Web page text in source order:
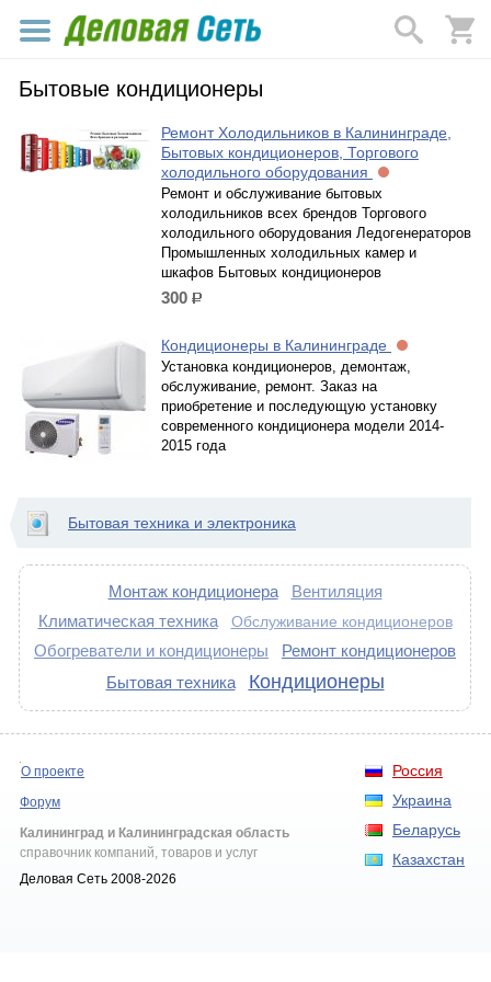
Бытовые кондиционеры
Ремонт Холодильников в Калининграде,
Бытовых кондиционеров, Торгового
холодильного оборудования
Ремонт и обслуживание бытовых
холодильников всех брендов Торгового
холодильного оборудования Ледогенераторов
Промышленных холодильных камер и
шкафов Бытовых кондиционеров
300 р.
Кондиционеры в Калининграде
Установка кондиционеров, демонтаж,
обслуживание, ремонт. Заказ на
приобретение и последующую установку
современного кондиционера модели 2014-
2015 года
Бытовая техника и электроника
Монтаж кондиционера
Вентиляция
Климатическая техника
Обслуживание кондиционеров
Обогреватели и кондиционеры
Ремонт кондиционеров
Бытовая техника
Кондиционеры
Россия
Украина
Беларусь
Казахстан
О проекте
Форум
Калининград и Калининградская область
справочник компаний, товаров и услуг
Деловая Сеть 2008-2026